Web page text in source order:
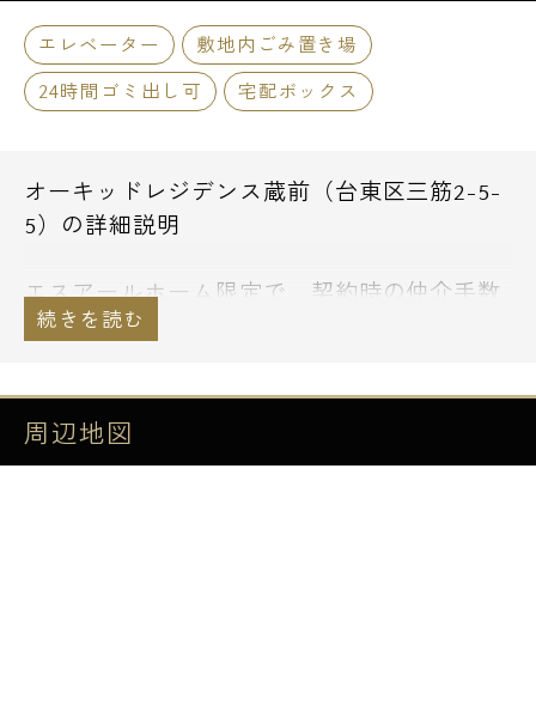
エレベーター
敷地内ごみ置き場
24時間ゴミ出し可
宅配ボックス
オーキッドレジデンス蔵前（台東区三筋2-5-
5）の詳細説明
エスアールホーム限定で、契約時の仲介手数
料が無料になります！
ちのクレジットカードでお支払い頂くことも
可能です。
通常のショッピングと同様にお支払い回数等
周辺地図